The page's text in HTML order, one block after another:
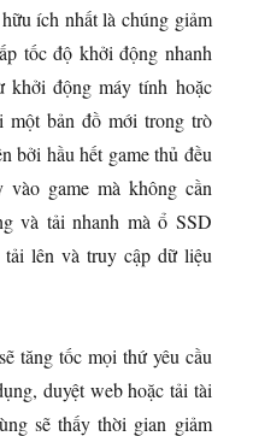
ích nhất là chúng giảm
tốc độ khởi động nhanh
khởi động máy tính hoặc
một bản đồ mới trong trò
bởi hầu hết game thủ đều
game mà không cần
và tải nhanh mà ổ SSD
lên và truy cập dữ liệu
tăng tốc mọi thứ yêu cầu
duyệt web hoặc tải tài
sẽ thấy thời gian giảm